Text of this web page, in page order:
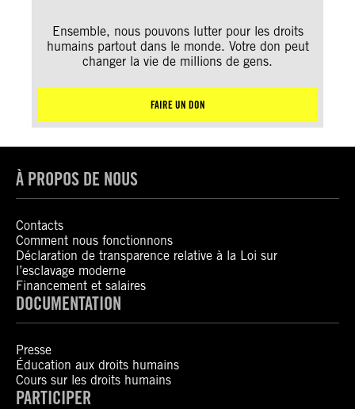
Ensemble, nous pouvons lutter pour les droits
humains partout dans le monde. Votre don peut
changer la vie de millions de gens.
FAIRE UN DON
À PROPOS DE NOUS
Contacts
Comment nous fonctionnons
Déclaration de transparence relative à la Loi sur
l’esclavage moderne
Financement et salaires
DOCUMENTATION
Presse
Éducation aux droits humains
Cours sur les droits humains
PARTICIPER